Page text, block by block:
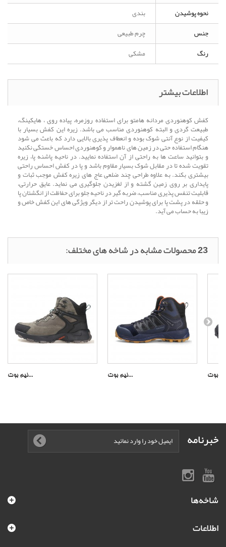
نحوه پوشیدن
بندی
جنس
چرم طبیعی
رنگ
مشکی
اطلاعات بیشتر
کفش کوهنوردی مردانه هامتو برای استفاده روزمره، پیاده روی ، هایکینگ،
طبیعت گردی و البته کوهنوردی مناسب می باشد. زیره این کفش بسیار با
کیفیت از نوع آنتی شوک بوده و انعطاف پذیری بالایی دارد که باعث می شود
هنگام استفاده حتی در زمین های ناهموار و کوهنوردی احساس خستگی نکنید
و بتوانید ساعت ها به راحتی از آن استفاده نمایید. در ناحیه پاشنه پا، زیره
تقویت شده تا در مقابل شوک بسیار مقاوم باشد و پا در کفش احساس راحتی
بیشتری بکند. به علاوه طراحی چند ضلعی عاج های زیره کفش موجب ثبات و
پایداری بر روی زمین گشته و از لغزیدن جلوگیری می نماید. عایق حرارتی،
قابلیت تنفس پذیری مناسب، ضربه گیر در ناحیه جلو برای حفاظت از انگشتان پا
و حلقه در پشت پا برای پوشیدن راحت تر از دیگر ویژگی های این کفش خاص و
زیبا به حساب می آید.
23 محصولات مشابه در شاخه های مختلف:
نیم بوت... نیم بوت...
خبرنامه
شاخه‌ها
اطلاعات